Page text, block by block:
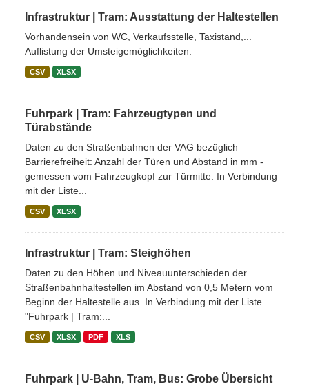
Infrastruktur | Tram: Ausstattung der Haltestellen
Vorhandensein von WC, Verkaufsstelle, Taxistand,...
Auflistung der Umsteigemöglichkeiten.
CSV XLSX
Fuhrpark | Tram: Fahrzeugtypen und
Türabstände
Daten zu den Straßenbahnen der VAG bezüglich
Barrierefreiheit: Anzahl der Türen und Abstand in mm -
gemessen vom Fahrzeugkopf zur Türmitte. In Verbindung
mit der Liste...
CSV XLSX
Infrastruktur | Tram: Steighöhen
Daten zu den Höhen und Niveauunterschieden der
Straßenbahnhaltestellen im Abstand von 0,5 Metern vom
Beginn der Haltestelle aus. In Verbindung mit der Liste
"Fuhrpark | Tram:...
CSV XLSX PDF XLS
Fuhrpark | U-Bahn, Tram, Bus: Grobe Übersicht